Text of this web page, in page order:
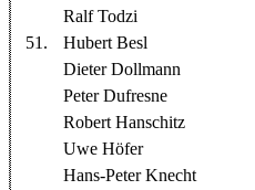
Ralf Todzi
51.
Hubert Besl
Dieter Dollmann
Peter Dufresne
Robert Hanschitz
Uwe Höfer
Hans-Peter Knecht